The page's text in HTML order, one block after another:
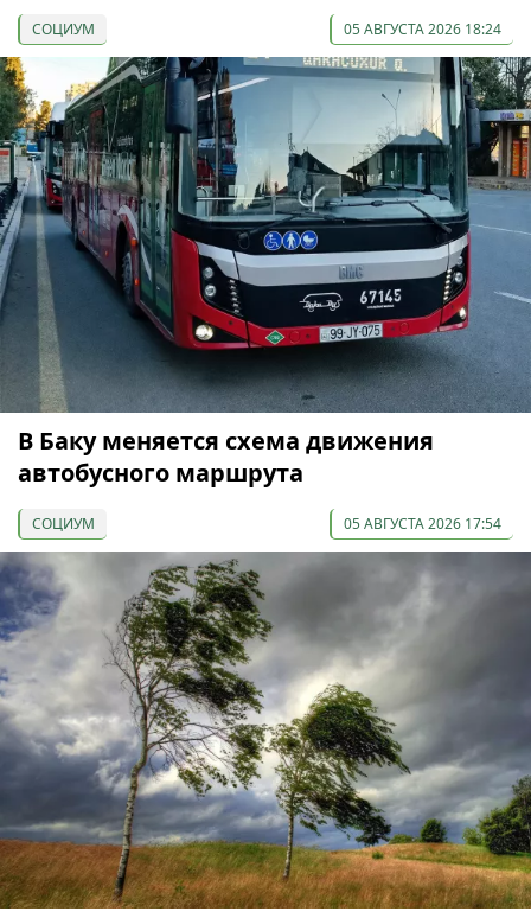
СОЦИУМ 05 АВГУСТА 2026 18:24
В Баку меняется схема движения
автобусного маршрута
СОЦИУМ 05 АВГУСТА 2026 17:54